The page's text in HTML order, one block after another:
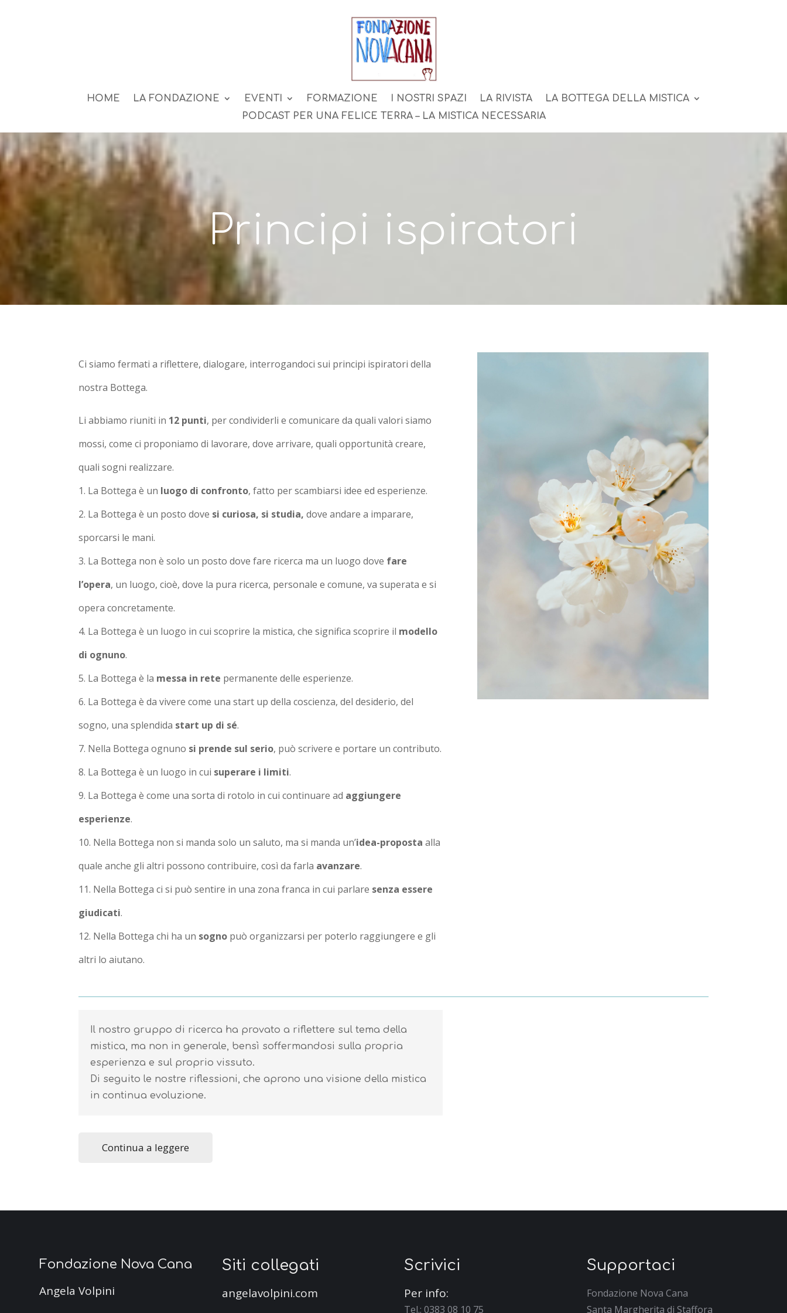
HOME LA FONDAZIONE EVENTI FORMAZIONE I NOSTRI SPAZI LA RIVISTA
LA BOTTEGA DELLA MISTICA
PODCAST PER UNA FELICE TERRA – LA MISTICA NECESSARIA
Principi ispiratori
Ci siamo fermati a riflettere, dialogare, interrogandoci sui principi ispiratori della
nostra Bottega.
Li abbiamo riuniti in 12 punti, per condividerli e comunicare da quali valori siamo
mossi, come ci proponiamo di lavorare, dove arrivare, quali opportunità creare,
quali sogni realizzare.
La Bottega è un luogo di confronto, fatto per scambiarsi idee ed esperienze.
La Bottega è un posto dove si curiosa, si studia, dove andare a imparare,
sporcarsi le mani.
La Bottega non è solo un posto dove fare ricerca ma un luogo dove fare
l’opera, un luogo, cioè, dove la pura ricerca, personale e comune, va superata e si
opera concretamente.
La Bottega è un luogo in cui scoprire la mistica, che significa scoprire il modello
di ognuno.
La Bottega è la messa in rete permanente delle esperienze.
La Bottega è da vivere come una start up della coscienza, del desiderio, del
sogno, una splendida start up di sé.
Nella Bottega ognuno si prende sul serio, può scrivere e portare un contributo.
La Bottega è un luogo in cui superare i limiti.
La Bottega è come una sorta di rotolo in cui continuare ad aggiungere
esperienze.
Nella Bottega non si manda solo un saluto, ma si manda un’idea-proposta alla
quale anche gli altri possono contribuire, così da farla avanzare.
Nella Bottega ci si può sentire in una zona franca in cui parlare senza essere
giudicati.
Nella Bottega chi ha un sogno può organizzarsi per poterlo raggiungere e gli
altri lo aiutano.
Il nostro gruppo di ricerca ha provato a riflettere sul tema della
mistica, ma non in generale, bensì soffermandosi sulla propria
esperienza e sul proprio vissuto.
Di seguito le nostre riflessioni, che aprono una visione della mistica
in continua evoluzione.
Continua a leggere
Fondazione Nova Cana
Angela Volpini
Siti collegati
angelavolpini.com
Scrivici
Per info:
Tel.: 0383 08 10 75
Supportaci
Fondazione Nova Cana
Santa Margherita di Staffora